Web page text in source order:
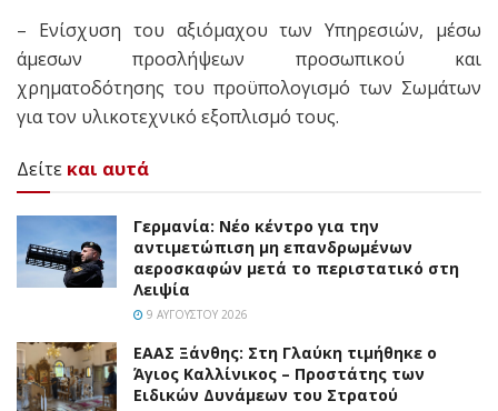
– Ενίσχυση του αξιόμαχου των Υπηρεσιών, μέσω
άμεσων προσλήψεων προσωπικού και
χρηματοδότησης του προϋπολογισμό των Σωμάτων
για τον υλικοτεχνικό εξοπλισμό τους.
Δείτε και αυτά
Γερμανία: Νέο κέντρο για την
αντιμετώπιση μη επανδρωμένων
αεροσκαφών μετά το περιστατικό στη
Λειψία
9 ΑΥΓΟΎΣΤΟΥ 2026
EAAΣ Ξάνθης: Στη Γλαύκη τιμήθηκε ο
Άγιος Καλλίνικος – Προστάτης των
Ειδικών Δυνάμεων του Στρατού